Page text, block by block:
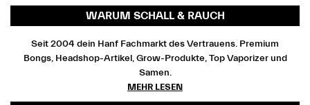
WARUM SCHALL & RAUCH
Seit 2004 dein Hanf Fachmarkt des Vertrauens. Premium
Bongs, Headshop-Artikel, Grow-Produkte, Top Vaporizer und
Samen.
MEHR LESEN